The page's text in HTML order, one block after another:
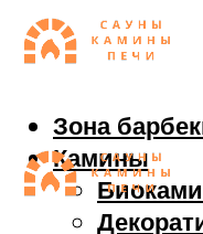
Зона
Камины